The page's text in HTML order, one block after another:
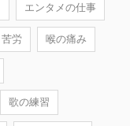
エンタメの仕事
苦労 喉の痛み
歌の練習